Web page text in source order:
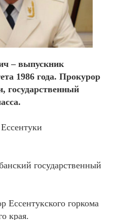
– выпускник
1986 года. Прокурор
государственный
государственный
Ессентукского горкома
края.